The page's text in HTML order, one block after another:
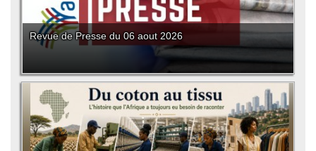
Revue de Presse du 06 aout 2026